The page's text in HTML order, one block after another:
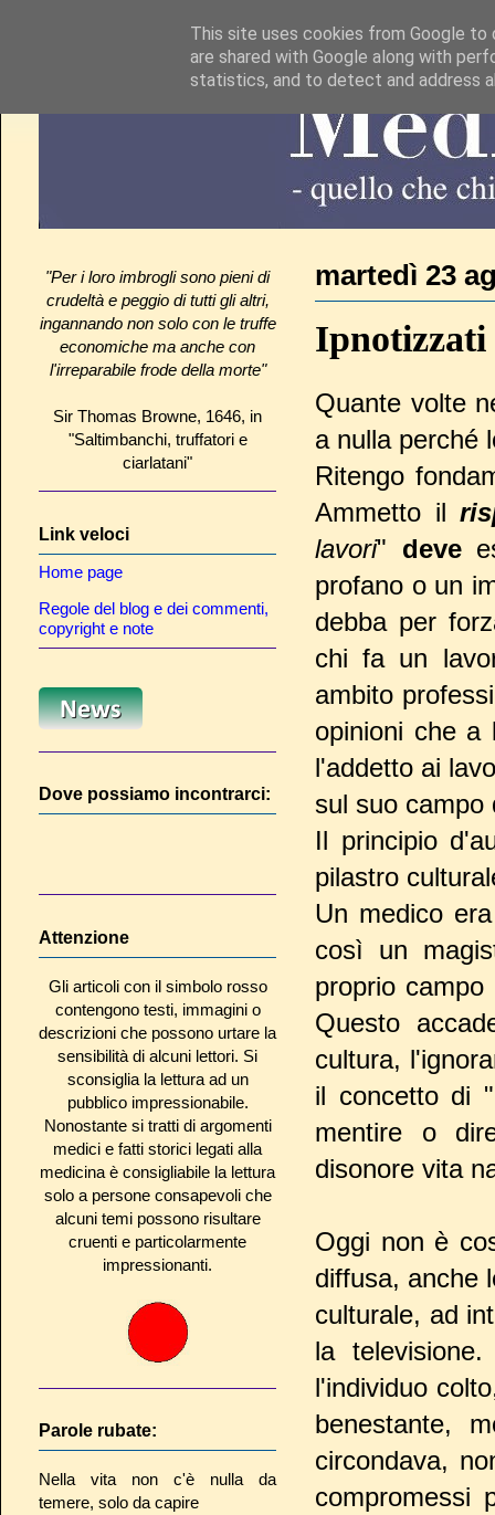
martedì 23
Quante volte
a nulla perché
Ritengo
Ammetto il
lavori" deve
profano o un
debba per
chi fa un
ambito
opinioni che a
l'addetto ai
sul suo campo
Il principio
pilastro
Un medico
così un
proprio
Questo
cultura,
il concetto di
mentire o
disonore vita
Oggi non è
diffusa, anche
culturale, ad
la
l'individuo
benestante,
circondava,
compromessi
"Per i loro imbrogli sono pieni di
crudeltà e peggio di tutti gli altri,
ingannando non solo con le truffe
economiche ma anche con
l'irreparabile frode della morte"
Sir Thomas Browne, 1646, in
"Saltimbanchi, truffatori e
ciarlatani"
Link veloci
Home page
Regole del blog e dei commenti,
copyright e note
Dove possiamo incontrarci:
Attenzione
Gli articoli con il simbolo rosso
contengono testi, immagini o
descrizioni che possono urtare la
sensibilità di alcuni lettori. Si
sconsiglia la lettura ad un
pubblico impressionabile.
Nonostante si tratti di argomenti
medici e fatti storici legati alla
medicina è consigliabile la lettura
solo a persone consapevoli che
alcuni temi possono risultare
cruenti e particolarmente
impressionanti.
Parole rubate:
Nella vita non c'è nulla da
temere, solo da capire
This site uses cookies from Google to
are shared with Google along with
statistics, and to detect and address